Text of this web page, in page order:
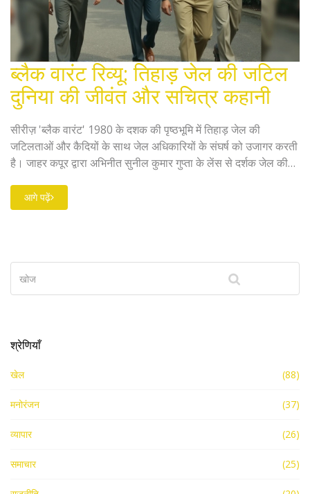
ब्लैक वारंट रिव्यू: तिहाड़ जेल की जटिल
दुनिया की जीवंत और सचित्र कहानी
सीरीज़ 'ब्लैक वारंट' 1980 के दशक की पृष्ठभूमि में तिहाड़ जेल की
जटिलताओं और कैदियों के साथ जेल अधिकारियों के संघर्ष को उजागर करती
है। जाहर कपूर द्वारा अभिनीत सुनील कुमार गुप्ता के लेंस से दर्शक जेल की
सीरीज़ सुरेश गुप्ता और सुनेत्रा चौधरी द्वारा लिखी पुस्तक पर आधारित है।
आगे पढ़ें
श्रेणियाँ
खेल (88)
मनोरंजन (37)
व्यापार (26)
समाचार (25)